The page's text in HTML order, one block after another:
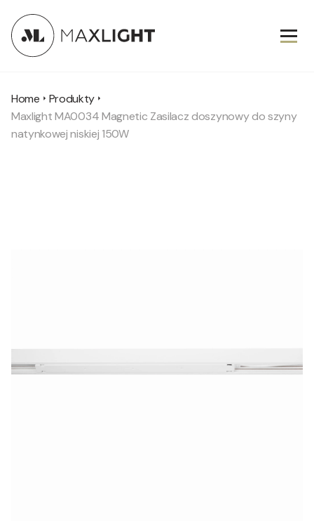
Home
Produkty
Maxlight MA0034 Magnetic Zasilacz doszynowy do szyny
natynkowej niskiej 150W